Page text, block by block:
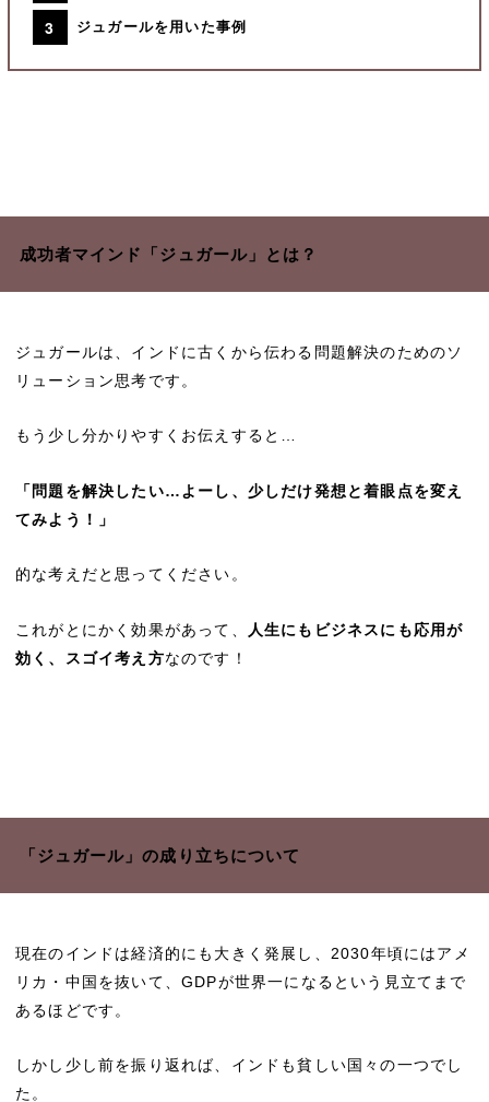
ジュガールを用いた事例
成功者マインド「ジュガール」とは？
ジュガールは、インドに古くから伝わる問題解決のためのソ
リューション思考です。
もう少し分かりやすくお伝えすると…
「問題を解決したい…よーし、少しだけ発想と着眼点を変え
てみよう！」
的な考えだと思ってください。
これがとにかく効果があって、
人生にもビジネスにも応用が
効く、スゴイ考え方なのです！
「ジュガール」の成り立ちについて
現在のインドは経済的にも大きく発展し、2030年頃にはアメ
リカ・中国を抜いて、GDPが世界一になるという見立てまで
あるほどです。
しかし少し前を振り返れば、インドも貧しい国々の一つでし
た。